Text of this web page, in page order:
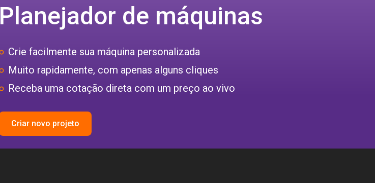
Planejador de máquinas
Crie facilmente sua máquina personalizada
Muito rapidamente, com apenas alguns cliques
Receba uma cotação direta com um preço ao vivo
Criar novo projeto